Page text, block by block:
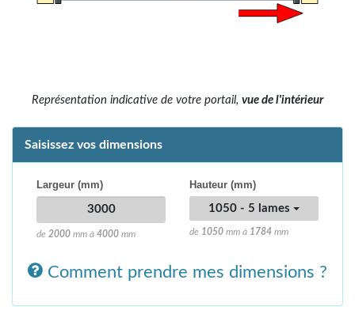
Représentation indicative de votre portail, vue de l'intérieur
Saisissez vos dimensions
Largeur (mm)
de 2000 mm à 4000 mm
Hauteur (mm)
1050 - 5 lames
de 1050 mm à 1784 mm
Comment prendre mes dimensions ?